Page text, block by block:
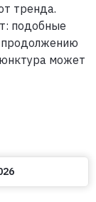
тренда.
подобные
продолжению
может